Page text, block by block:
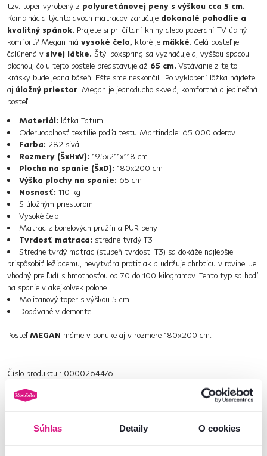
Súhlas Detaily O cookies
tzv. toper vyrobený z polyuretánovej peny s výškou cca 5 cm.
Kombinácia týchto dvoch matracov zaručuje dokonalé pohodlie a
kvalitný spánok. Prajete si pri čítaní knihy alebo pozeraní TV úplný
komfort? Megan má vysoké čelo, ktoré je mäkké. Celá posteľ je
čalúnená v sivej látke. Štýl boxspring sa vyznačuje aj vyššou spacou
plochou, čo u tejto postele predstavuje až 65 cm. Vstávanie z tejto
krásky bude jedna báseň. Ešte sme neskončili. Po vyklopení lôžka nájdete
aj úložný priestor. Megan je jednoducho skvelá, komfortná a jedinečná
posteľ.
Materiál: látka Tatum
Oderuodolnosť textílie podľa testu Martindale: 65 000 oderov
Farba: 282 sivá
Rozmery (ŠxHxV): 195x211x118 cm
Plocha na spanie (ŠxD): 180x200 cm
Výška plochy na spanie: 65 cm
Nosnosť: 110 kg
S úložným priestorom
Vysoké čelo
Matrac z bonelových pružín a PUR peny
Tvrdosť matraca: stredne tvrdý T3
Stredne tvrdý matrac (stupeň tvrdosti T3) sa dokáže najlepšie
prispôsobiť ležiacemu, nevytvára protitlak a udržuje chrbticu v rovine. Je
vhodný pre ľudí s hmotnosťou od 70 do 100 kilogramov. Tento typ sa hodí
na spanie v akejkoľvek polohe.
Molitanový toper s výškou 5 cm
Dodávané v demonte
PosteľMEGAN máme v ponuke aj v rozmere 180x200 cm.
Číslo produktu : 0000264476
Rozmery a špecifikácie